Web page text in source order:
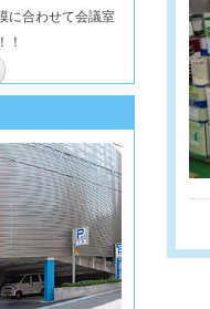
に合わせて会議室
！